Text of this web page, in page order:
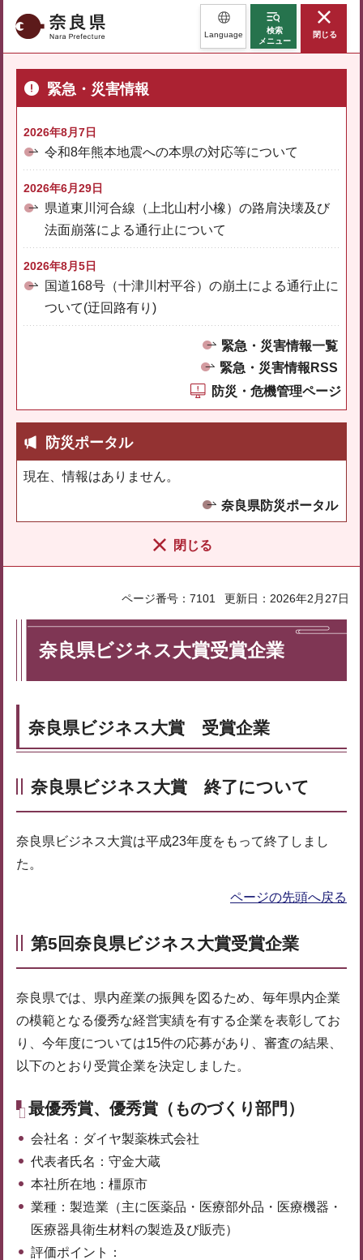
奈良県 Language
検索
メニュー
閉じる
緊急・災害情報
2026年8月7日
令和8年熊本地震への本県の対応等について
2026年6月29日
県道東川河合線（上北山村小橡）の路肩決壊及び
法面崩落による通行止について
2026年8月5日
国道168号（十津川村平谷）の崩土による通行止に
ついて(迂回路有り)
緊急・災害情報一覧
緊急・災害情報RSS
防災・危機管理ページ
防災ポータル
現在、情報はありません。
奈良県防災ポータル
閉じる
ページ番号：7101 更新日：2026年2月27日
奈良県ビジネス大賞受賞企業
奈良県ビジネス大賞 受賞企業
奈良県ビジネス大賞 終了について
奈良県ビジネス大賞は平成23年度をもって終了しまし
た。
ページの先頭へ戻る
第5回奈良県ビジネス大賞受賞企業
奈良県では、県内産業の振興を図るため、毎年県内企業
の模範となる優秀な経営実績を有する企業を表彰してお
り、今年度については15件の応募があり、審査の結果、
以下のとおり受賞企業を決定しました。
最優秀賞、優秀賞（ものづくり部門）
会社名：ダイヤ製薬株式会社
代表者氏名：守金大蔵
本社所在地：橿原市
業種：製造業（主に医薬品・医療部外品・医療機器・
医療器具衛生材料の製造及び販売）
評価ポイント：